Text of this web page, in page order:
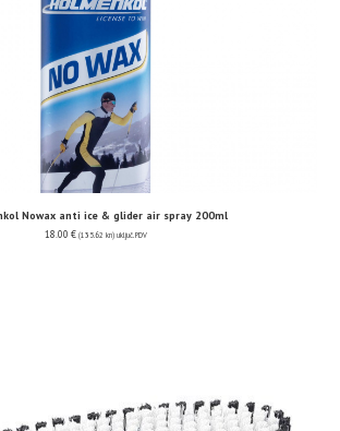
Nowax anti ice & glider air spray 200ml
18.00 € (135.62 kn) uključ. PDV